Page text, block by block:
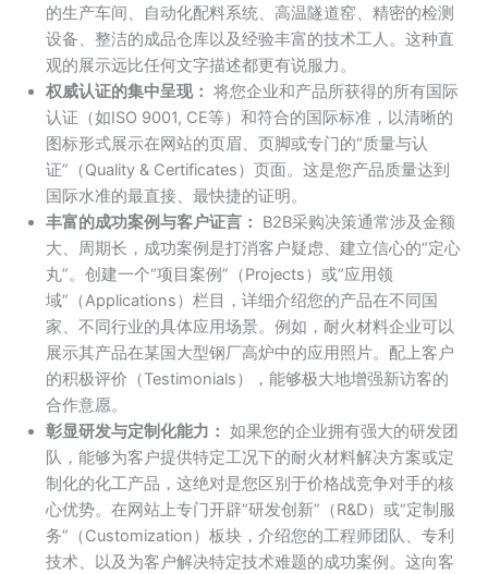
的生产车间、自动化配料系统、高温隧道窑、精密的检测
设备、整洁的成品仓库以及经验丰富的技术工人。这种直
观的展示远比任何文字描述都更有说服力。
权威认证的集中呈现： 将您企业和产品所获得的所有国际
认证（如ISO 9001, CE等）和符合的国际标准，以清晰的
图标形式展示在网站的页眉、页脚或专门的“质量与认
证”（Quality & Certificates）页面。这是您产品质量达到
国际水准的最直接、最快捷的证明。
丰富的成功案例与客户证言：
B2B采购决策通常涉及金额
大、周期长，成功案例是打消客户疑虑、建立信心的“定心
丸”。创建一个“项目案例”（Projects）或“应用领
域”（Applications）栏目，详细介绍您的产品在不同国
家、不同行业的具体应用场景。例如，耐火材料企业可以
展示其产品在某国大型钢厂高炉中的应用照片。配上客户
的积极评价（Testimonials），能够极大地增强新访客的
合作意愿。
彰显研发与定制化能力： 如果您的企业拥有强大的研发团
队，能够为客户提供特定工况下的耐火材料解决方案或定
制化的化工产品，这绝对是您区别于价格战竞争对手的核
心优势。在网站上专门开辟“研发创新”（R&D）或“定制服
务”（Customization）板块，介绍您的工程师团队、专利
技术、以及为客户解决特定技术难题的成功案例。这向客